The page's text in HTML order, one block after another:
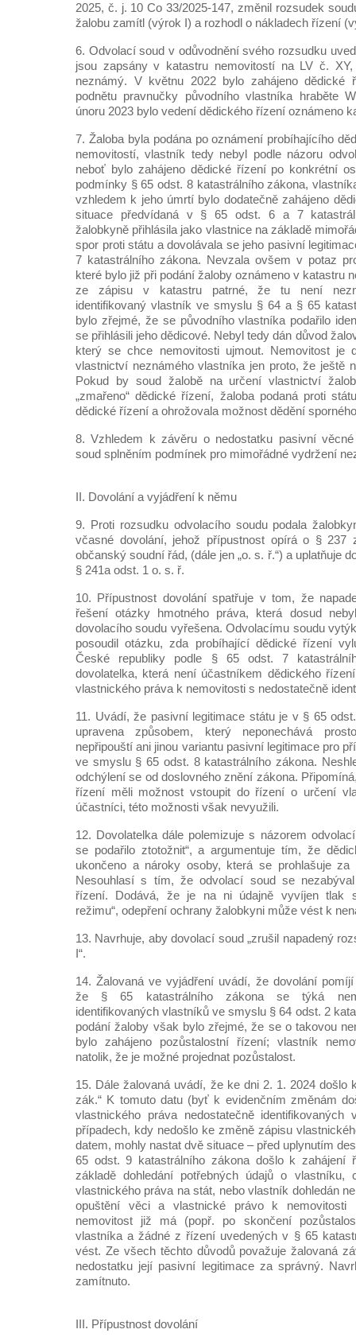
2025, č. j. 10 Co 33/2025-147, změnil rozsudek
žalobu zamítl (výrok I) a rozhodl o nákladech řízení
6. Odvolací soud v odůvodnění svého rozsudku
jsou zapsány v katastru nemovitostí na LV č.
neznámý. V květnu 2022 bylo zahájeno
podnětu pravnučky původního vlastníka hraběte
únoru 2023 bylo vedení dědického řízení oznámeno
7. Žaloba byla podána po oznámení probíhajícího
nemovitostí, vlastník tedy nebyl podle názoru
neboť bylo zahájeno dědické řízení po konkrétní
podmínky § 65 odst. 8 katastrálního zákona,
vzhledem k jeho úmrtí bylo dodatečně zahájeno
situace předvídaná v § 65 odst. 6 a 7
žalobkyně přihlásila jako vlastnice na základě
spor proti státu a dovolávala se jeho pasivní
7 katastrálního zákona. Nevzala ovšem v potaz
které bylo již při podání žaloby oznámeno v katastru
ze zápisu v katastru patrné, že tu není
identifikovaný vlastník ve smyslu § 64 a § 65
bylo zřejmé, že se původního vlastníka podařilo
se přihlásili jeho dědicové. Nebyl tedy dán důvod
který se chce nemovitosti ujmout. Nemovitost je
vlastnictví neznámého vlastníka jen proto, že ještě
Pokud by soud žalobě na určení vlastnictví
„zmařeno“ dědické řízení, žaloba podaná proti
dědické řízení a ohrožovala možnost dědění
8. Vzhledem k závěru o nedostatku pasivní
soud splněním podmínek pro mimořádné vydržení
II. Dovolání a vyjádření k němu
9. Proti rozsudku odvolacího soudu podala
včasné dovolání, jehož přípustnost opírá o § 237
občanský soudní řád, (dále jen „o. s. ř.“) a uplatňuje
§ 241a odst. 1 o. s. ř.
10. Přípustnost dovolání spatřuje v tom, že
řešení otázky hmotného práva, která dosud
dovolacího soudu vyřešena. Odvolacímu soudu
posoudil otázku, zda probíhající dědické řízení
České republiky podle § 65 odst. 7
dovolatelka, která není účastníkem dědického
vlastnického práva k nemovitosti s nedostatečně
11. Uvádí, že pasivní legitimace státu je v § 65
upravena způsobem, který neponechává
nepřipouští ani jinou variantu pasivní legitimace pro
ve smyslu § 65 odst. 8 katastrálního zákona.
odchýlení se od doslovného znění zákona.
řízení měli možnost vstoupit do řízení o určení
účastníci, této možnosti však nevyužili.
12. Dovolatelka dále polemizuje s názorem
se podařilo ztotožnit“, a argumentuje tím, že
ukončeno a nároky osoby, která se prohlašuje za
Nesouhlasí s tím, že odvolací soud se nezabýval
řízení. Dodává, že je na ni údajně vyvíjen tlak
režimu“, odepření ochrany žalobkyni může vést k
13. Navrhuje, aby dovolací soud „zrušil napadený
I“.
14. Žalovaná ve vyjádření uvádí, že dovolání
že § 65 katastrálního zákona se týká
identifikovaných vlastníků ve smyslu § 64 odst. 2
podání žaloby však bylo zřejmé, že se o takovou
bylo zahájeno pozůstalostní řízení; vlastník
natolik, že je možné projednat pozůstalost.
15. Dále žalovaná uvádí, že ke dni 2. 1. 2024 došlo
zák.“ K tomuto datu (byť k evidenčním změnám
vlastnického práva nedostatečně identifikovaných
případech, kdy nedošlo ke změně zápisu
datem, mohly nastat dvě situace – před uplynutím
65 odst. 9 katastrálního zákona došlo k zahájení
základě dohledání potřebných údajů o vlastníku,
vlastnického práva na stát, nebo vlastník dohledán
opuštění věci a vlastnické právo k nemovitosti
nemovitost již má (popř. po skončení
vlastníka a žádné z řízení uvedených v § 65
vést. Ze všech těchto důvodů považuje žalovaná
nedostatku její pasivní legitimace za správný.
zamítnuto.
III. Přípustnost dovolání